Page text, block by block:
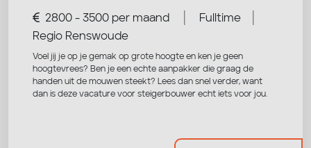
2800 - 3500 per maand Fulltime
Regio Renswoude
Voel jij je op je gemak op grote hoogte en ken je geen
hoogtevrees? Ben je een echte aanpakker die graag de
handen uit de mouwen steekt? Lees dan snel verder, want
dan is deze vacature voor steigerbouwer echt iets voor jou.